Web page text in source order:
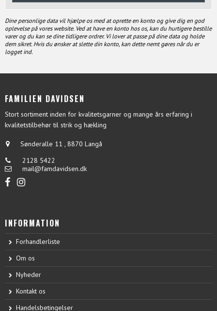
Dine personlige data vil hjælpe os med at oprette en konto og give dig en god
oplevelse på vores website. Ved at have en konto hos os, kan du hurtigere bestille
varer og du kan se dine tidligere ordrer. Vi lover at passe på dine data og holde
dem sikret. Hvis du ønsker at slette din konto, kan dette nemt gøres når du er
logget ind.
FAMILIEN DAVIDSEN
Stort sortiment inden for kvalitetsgarner og mange års erfaring i
kvalitetstilbehør til strik og hækling
Sønderalle 11 , 8870 Langå
2128 5422
mail@famdavidsen.dk
INFORMATION
Forhandlerliste
Om os
Nyheder
Kontakt os
Handelsbetingelser